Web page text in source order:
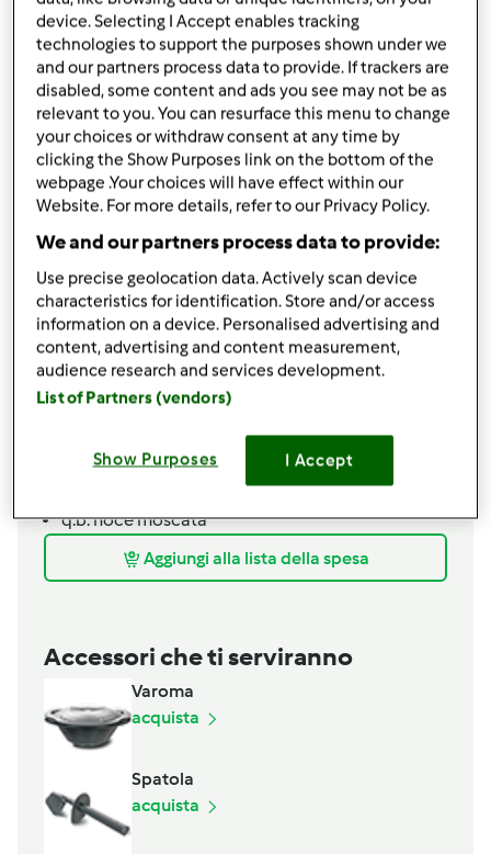
Crea variante
Ingredienti
Per gli spatzle
500 grammidi acqua
1uovo
200grammidi farina 00
q.b.sale
q.b.noce moscata
burro
foglie di salvia fresche
q.b.noce moscata
Aggiungi alla lista della spesa
Accessori che ti serviranno
Varoma
acquista
Spatola
acquista
device. Selecting I Accept enables tracking
technologies to support the purposes shown under we
and our partners process data to provide. If trackers are
disabled, some content and ads you see may not be as
relevant to you. You can resurface this menu to change
your choices or withdraw consent at any time by
clicking the Show Purposes link on the bottom of the
webpage .Your choices will have effect within our
Website. For more details, refer to our Privacy Policy.
We and our partners process data to provide:
Use precise geolocation data. Actively scan device
characteristics for identification. Store and/or access
information on a device. Personalised advertising and
content, advertising and content measurement,
audience research and services development.
List of Partners (vendors)
Show Purposes I Accept